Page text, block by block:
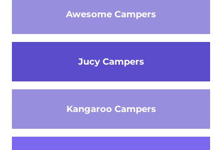
Awesome Campers
Jucy Campers
Kangaroo Campers